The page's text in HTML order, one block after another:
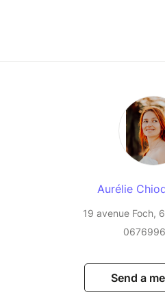
en ce moment
Aurélie
19 avenue Foch,
Send a